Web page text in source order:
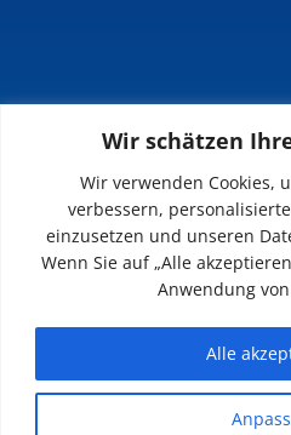
Wir schätzen
Wir verwenden Cookies,
verbessern,
einzusetzen und unseren
Wenn Sie auf „Alle
Anwendung
Alle
INFOS